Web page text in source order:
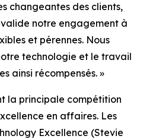
changeantes des clients,
notre engagement à
et pérennes. Nous
technologie et le travail
ainsi récompensés. »
la principale compétition
en affaires. Les
Excellence (Stevie